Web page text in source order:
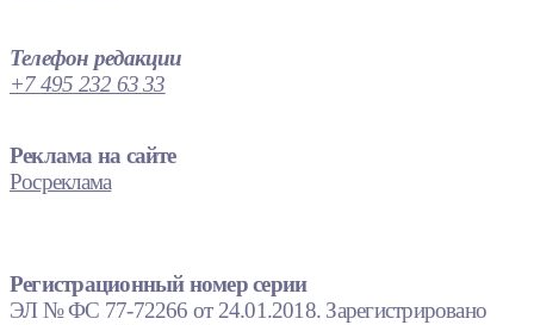
Телефон редакции
+7 495 232 63 33
Реклама на сайте
Росреклама
Регистрационный номер серии
ЭЛ № ФС 77-72266 от 24.01.2018. Зарегистрировано